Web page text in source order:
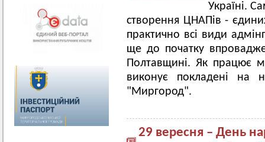
Україні.
створення ЦНАПів -
практично всі види
ще до початку
Полтавщині. Як працює
виконує покладені на
"Миргород".
29 вересня – День